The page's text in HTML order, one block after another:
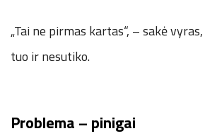
„Tai ne pirmas kartas“, – sakė
tuo ir nesutiko.
Problema – pinigai